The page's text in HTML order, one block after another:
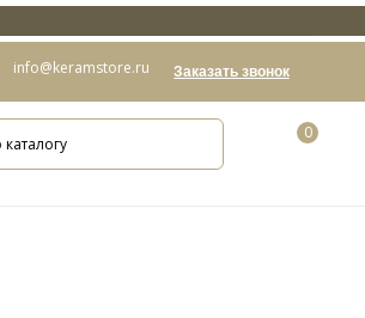
info@keramstore.ru Заказать звонок
0